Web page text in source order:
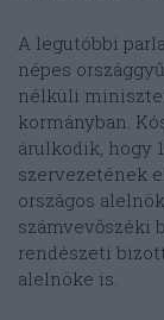
A legutóbbi
népes
nélküli
kormányban.
árulkodik, hogy
szervezetének
országos
számvevőszéki
rendészeti
alelnöke is.